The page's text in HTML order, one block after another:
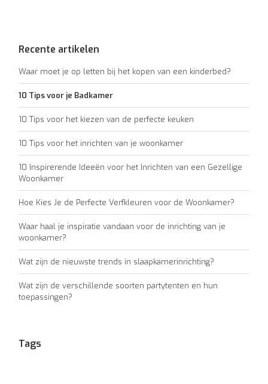
Recente artikelen
Waar moet je op letten bij het kopen van een kinderbed?
10 Tips voor je Badkamer
10 Tips voor het kiezen van de perfecte keuken
10 Tips voor het inrichten van je woonkamer
10 Inspirerende Ideeën voor het Inrichten van een Gezellige
Woonkamer
Hoe Kies Je de Perfecte Verfkleuren voor de Woonkamer?
Waar haal je inspiratie vandaan voor de inrichting van je
woonkamer?
Wat zijn de nieuwste trends in slaapkamerinrichting?
Wat zijn de verschillende soorten partytenten en hun
toepassingen?
Tags